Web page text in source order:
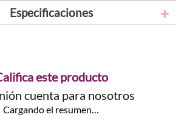
Especificaciones
este producto
cuenta para nosotros
Cargando el resumen…